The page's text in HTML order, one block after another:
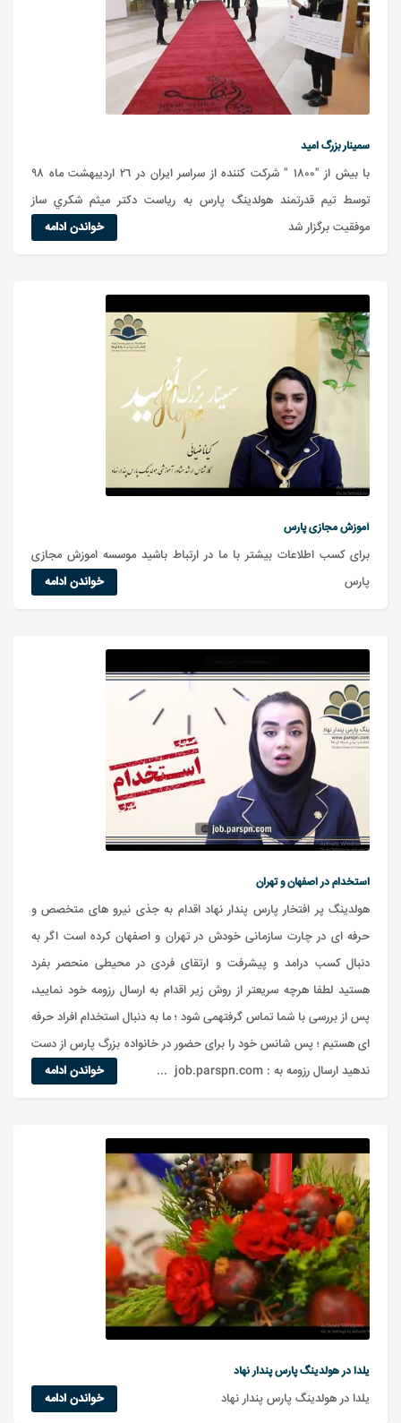
سمينار بزرگ اميد
با بيش از "۱۸۰۰ " شركت كننده از سراسر ايران در ٢٦ ارديبهشت ماه ٩٨
توسط تيم قدرتمند هولدينگ پارس به رياست دكتر ميثم شكري ساز
موفقيت برگزار شد
خواندن ادامه
آموزش مجازی پارس
برای کسب اطلاعات بیشتر با ما در ارتباط باشید موسسه اموزش مجازی
پارس
خواندن ادامه
استخدام در اصفهان و تهران
هولدینگ پر افتخار پارس پندار نهاد اقدام به جذی نیرو های متخصص و
حرفه ای در چارت سازمانی خودش در تهران و اصفهان کرده است اگر به
دنبال کسب درامد و پیشرفت و ارتقای فردی در محیطی منحصر بفرد
هستید لطفا هرچه سریعتر از روش زیر اقدام به ارسال رزومه خود نمایید،
پس از بررسی با شما تماس گرفتهمی شود ؛ ما به دنبال استخدام افراد حرفه
ای هستیم ؛ پس شانس خود را برای حضور در خانواده بزرگ پارس از دست
ندهید ارسال رزومه به : job.parspn.com ...
خواندن ادامه
یلدا در هولدینگ پارس پندار نهاد
یلدا در هولدینگ پارس پندار نهاد خواندن ادامه